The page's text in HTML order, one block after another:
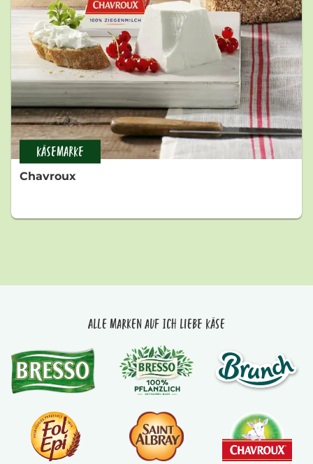
KÄSEMARKE
Chavroux
Alle Marken auf Ich liebe Käse